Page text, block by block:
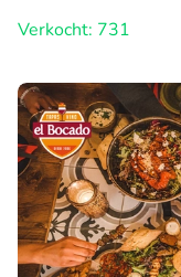
Verkocht: 731